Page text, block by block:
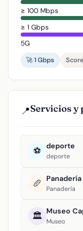
≥ 100 Mbps
≥ 1 Gbps
5G
🚀 1 Gbps
📍Servicios y
⚽ deporte
deporte
🥖 Panadería
🏛️ Museo
Museo